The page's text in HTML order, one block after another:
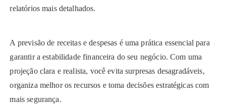
relatórios mais detalhados.
A previsão de receitas e despesas é uma prática essencial para
garantir a estabilidade financeira do seu negócio. Com uma
projeção clara e realista, você evita surpresas desagradáveis,
organiza melhor os recursos e toma decisões estratégicas com
mais segurança.